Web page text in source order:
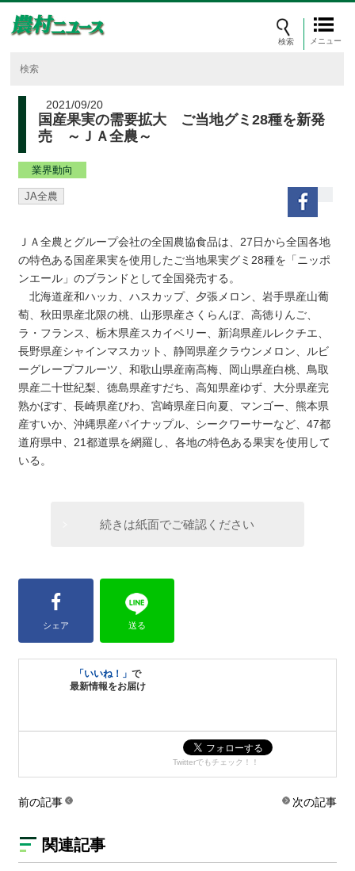
メニュー
2021/09/20
国産果実の需要拡大 ご当地グミ28種を新発
売 ～ＪＡ全農～
業界動向
JA全農
ＪＡ全農とグループ会社の全国農協食品は、27日から全国各地
の特色ある国産果実を使用したご当地果実グミ28種を「ニッポ
ンエール」のブランドとして全国発売する。
北海道産和ハッカ、ハスカップ、夕張メロン、岩手県産山葡
萄、秋田県産北限の桃、山形県産さくらんぼ、高徳りんご、
ラ・フランス、栃木県産スカイベリー、新潟県産ルレクチエ、
長野県産シャインマスカット、静岡県産クラウンメロン、ルビ
ーグレープフルーツ、和歌山県産南高梅、岡山県産白桃、鳥取
県産二十世紀梨、徳島県産すだち、高知県産ゆず、大分県産完
熟かぼす、長崎県産びわ、宮崎県産日向夏、マンゴー、熊本県
産すいか、沖縄県産パイナップル、シークワーサーなど、47都
道府県中、21都道県を網羅し、各地の特色ある果実を使用して
いる。
続きは紙面でご確認ください
シェア 送る
「いいね！」で
最新情報をお届け
Twitterでもチェック！！
前の記事 次の記事
関連記事